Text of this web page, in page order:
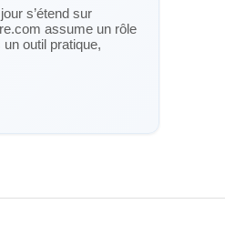
s’étend sur
assume un rôle
outil pratique,